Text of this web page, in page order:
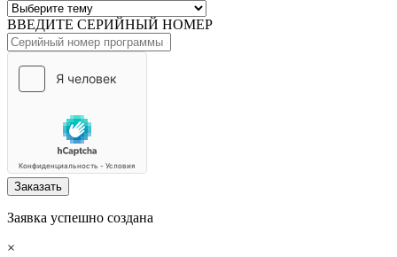
ВВЕДИТЕ СЕРИЙНЫЙ НОМЕР
Заказать
Заявка успешно создана
×